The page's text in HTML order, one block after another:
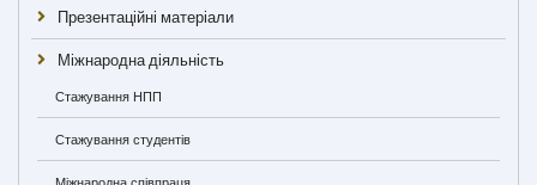
Презентаційні матеріали
Міжнародна діяльність
Стажування НПП
Стажування студентів